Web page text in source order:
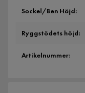
Sockel/Ben Höjd:
Ryggstödets höjd:
Artikelnummer: